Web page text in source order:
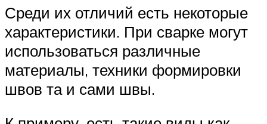
Среди их отличий есть некоторые
характеристики. При сварке могут
использоваться различные
материалы, техники формировки
швов та и сами швы.